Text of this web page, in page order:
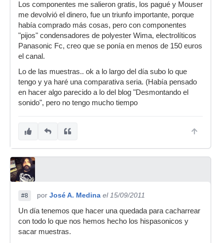
Los componentes me salieron gratis, los pagué y Mouser
me devolvió el dinero, fue un triunfo importante, porque
había comprado más cosas, pero con componentes
"pijos" condensadores de polyester Wima, electrolíticos
Panasonic Fc, creo que se ponía en menos de 150 euros
el canal.
Lo de las muestras.. ok a lo largo del día subo lo que
tengo y ya haré una comparativa seria. (Había pensado
en hacer algo parecido a lo del blog "Desmontando el
sonido", pero no tengo mucho tiempo
#8 por José A. Medina el 15/09/2011
Un día tenemos que hacer una quedada para cacharrear
con todo lo que nos hemos hecho los hispasonicos y
sacar muestras.